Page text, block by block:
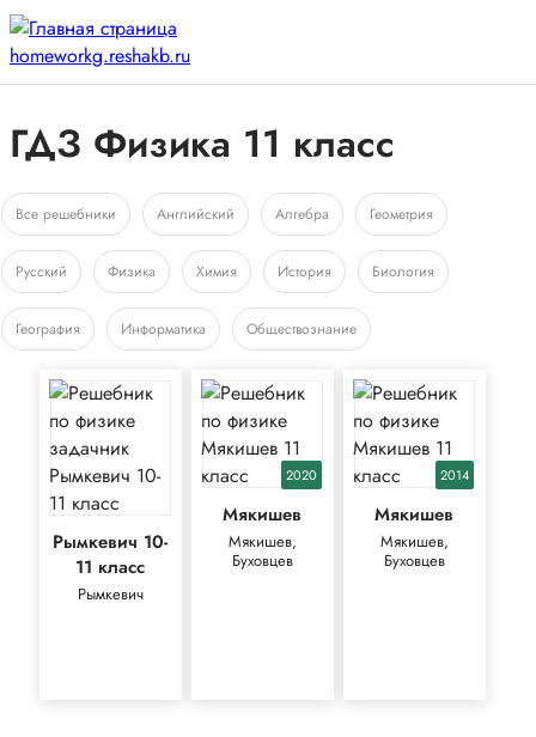
ГДЗ Физика 11 класс
Все решебники Английский Алгебра Геометрия
Русский Физика Химия История Биология
География Информатика Обществознание
Рымкевич 10-
11 класс
Рымкевич
2020
Мякишев
Мякишев,
Буховцев
2014
Мякишев
Мякишев,
Буховцев